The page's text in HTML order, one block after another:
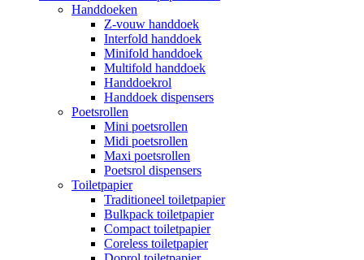
Handdoeken
Z-vouw handdoek
Interfold handdoek
Minifold handdoek
Multifold handdoek
Handdoekrol
Handdoek dispensers
Poetsrollen
Mini poetsrollen
Midi poetsrollen
Maxi poetsrollen
Poetsrol dispensers
Toiletpapier
Traditioneel toiletpapier
Bulkpack toiletpapier
Compact toiletpapier
Coreless toiletpapier